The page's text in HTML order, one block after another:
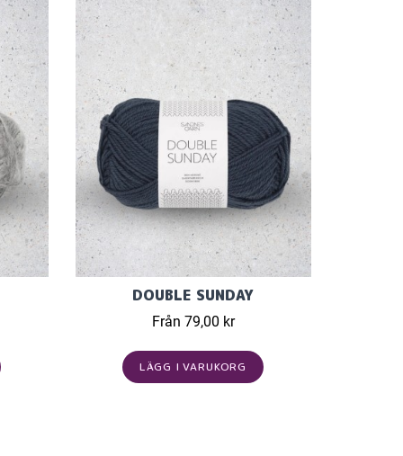
DOUBLE SUNDAY
Från 79,00 kr
LÄGG I VARUKORG